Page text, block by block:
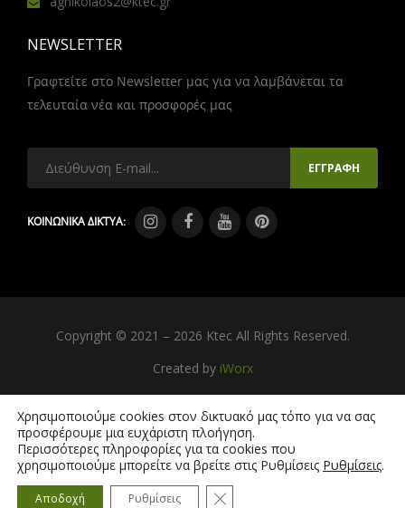
NEWSLETTER
Γραφτείτε στο Newsletter μας για να λαμβάνεται τα
τελευταία νέα και προσφορές μας
ΚΟΙΝΩΝΙΚΑ ΔΙΚΤΥΑ:
Copyright © 2021 – 2026 Ktec All Rights Reserved.
Created by iWorx
Χρησιμοποιούμε cookies στον δικτυακό μας τόπο για να σας
προσφέρουμε μια ευχάριστη πλοήγηση.
Περισσότερες πληροφορίες για τα cookies που
χρησιμοποιούμε μπορείτε να βρείτε στις Ρυθμίσεις Ρυθμίσεις.
Αποδοχή Ρυθμίσεις Κλείσιμο του Cookie banner